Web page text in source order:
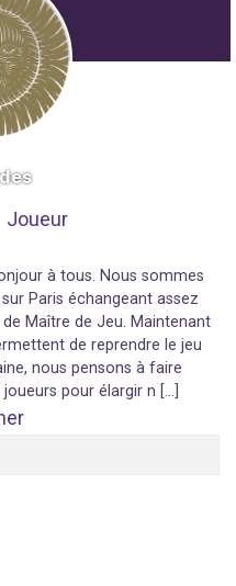
Joueur
à tous. Nous sommes
Paris échangeant assez
Maître de Jeu. Maintenant
de reprendre le jeu
nous pensons à faire
pour élargir n […]